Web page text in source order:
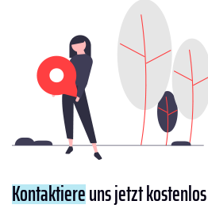
Kontaktiereuns jetzt